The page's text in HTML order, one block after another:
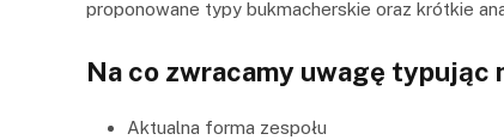
proponowane typy bukmacherskie oraz krótkie
Na co zwracamy uwagę typując
Aktualna forma zespołu